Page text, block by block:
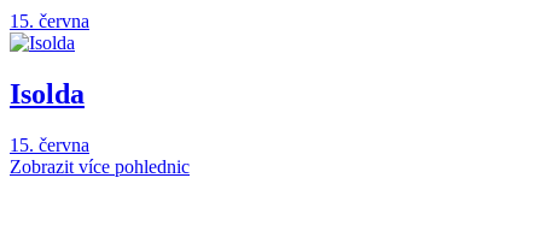
15. června
Isolda
15. června
Zobrazit více pohlednic